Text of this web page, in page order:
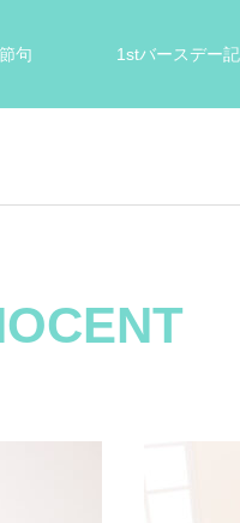
句 1stバースデー